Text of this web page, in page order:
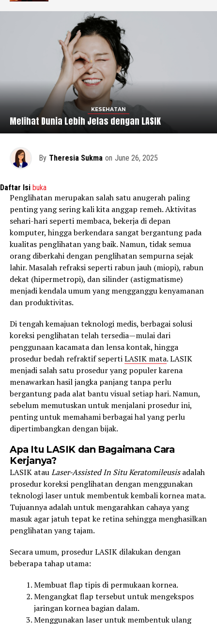
KESEHATAN
Melihat Dunia Lebih Jelas dengan LASIK
By Theresia Sukma on June 26, 2025
Daftar Isi buka
Penglihatan merupakan salah satu anugerah paling
penting yang sering kali kita anggap remeh. Aktivitas
sehari-hari seperti membaca, bekerja di depan
komputer, hingga berkendara sangat bergantung pada
kualitas penglihatan yang baik. Namun, tidak semua
orang diberkahi dengan penglihatan sempurna sejak
lahir. Masalah refraksi seperti rabun jauh (miopi), rabun
dekat (hipermetropi), dan silinder (astigmatisme)
menjadi kendala umum yang mengganggu kenyamanan
dan produktivitas.
Di tengah kemajuan teknologi medis, berbagai solusi
koreksi penglihatan telah tersedia—mulai dari
penggunaan kacamata dan lensa kontak, hingga
prosedur bedah refraktif sepertiLASIK mata. LASIK
menjadi salah satu prosedur yang populer karena
menawarkan hasil jangka panjang tanpa perlu
bergantung pada alat bantu visual setiap hari. Namun,
sebelum memutuskan untuk menjalani prosedur ini,
penting untuk memahami berbagai hal yang perlu
dipertimbangkan dengan bijak.
Apa Itu LASIK dan Bagaimana Cara
Kerjanya?
LASIK atauLaser-Assisted In Situ Keratomileusisadalah
prosedur koreksi penglihatan dengan menggunakan
teknologi laser untuk membentuk kembali kornea mata.
Tujuannya adalah untuk mengarahkan cahaya yang
masuk agar jatuh tepat ke retina sehingga menghasilkan
penglihatan yang tajam.
Secara umum, prosedur LASIK dilakukan dengan
beberapa tahap utama:
Membuat flap tipis di permukaan kornea.
Mengangkat flap tersebut untuk mengekspos
jaringan kornea bagian dalam.
Menggunakan laser untuk membentuk ulang